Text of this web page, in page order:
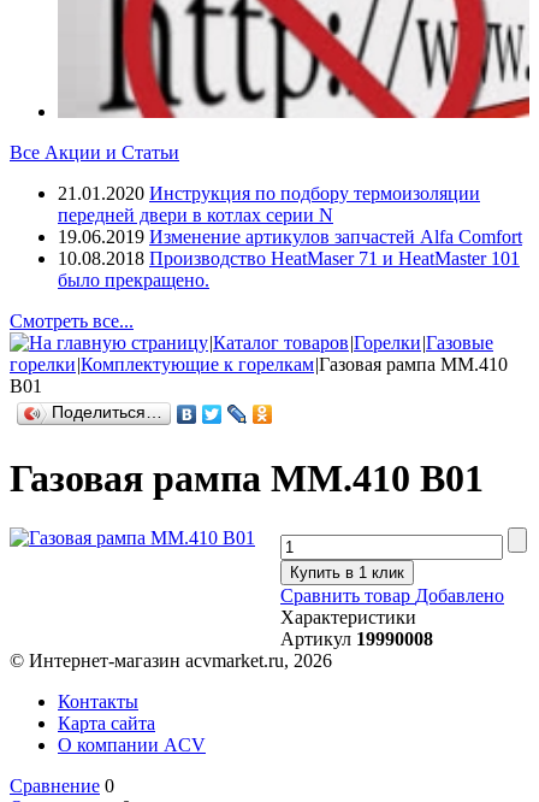
Все Акции и Статьи
21.01.2020 Инструкция по подбору термоизоляции
передней двери в котлах серии N
19.06.2019 Изменение артикулов запчастей Alfa Comfort
10.08.2018 Производство HeatMaser 71 и HeatMaster 101
было прекращено.
Смотреть все...
|Каталог товаров|Горелки|Газовые
горелки|Комплектующие к горелкам|Газовая рампа MM.410
B01
Поделиться…
Газовая рампа MM.410 B01
Купить в 1 клик
Сравнить товар Добавлено
Характеристики
Артикул 19990008
© Интернет-магазин acvmarket.ru, 2026
Контакты
Карта сайта
О компании ACV
Сравнение 0